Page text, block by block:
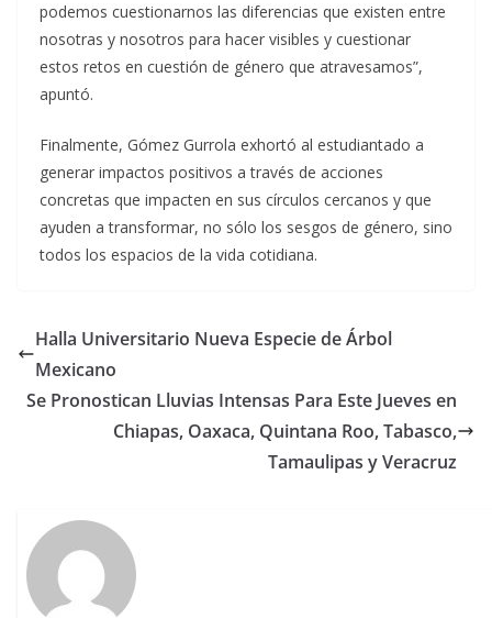
podemos cuestionarnos las diferencias que existen entre
nosotras y nosotros para hacer visibles y cuestionar
estos retos en cuestión de género que atravesamos”,
apuntó.
Finalmente, Gómez Gurrola exhortó al estudiantado a
generar impactos positivos a través de acciones
concretas que impacten en sus círculos cercanos y que
ayuden a transformar, no sólo los sesgos de género, sino
todos los espacios de la vida cotidiana.
Halla Universitario Nueva Especie de Árbol
Mexicano
Se Pronostican Lluvias Intensas Para Este Jueves en
Chiapas, Oaxaca, Quintana Roo, Tabasco,
Tamaulipas y Veracruz